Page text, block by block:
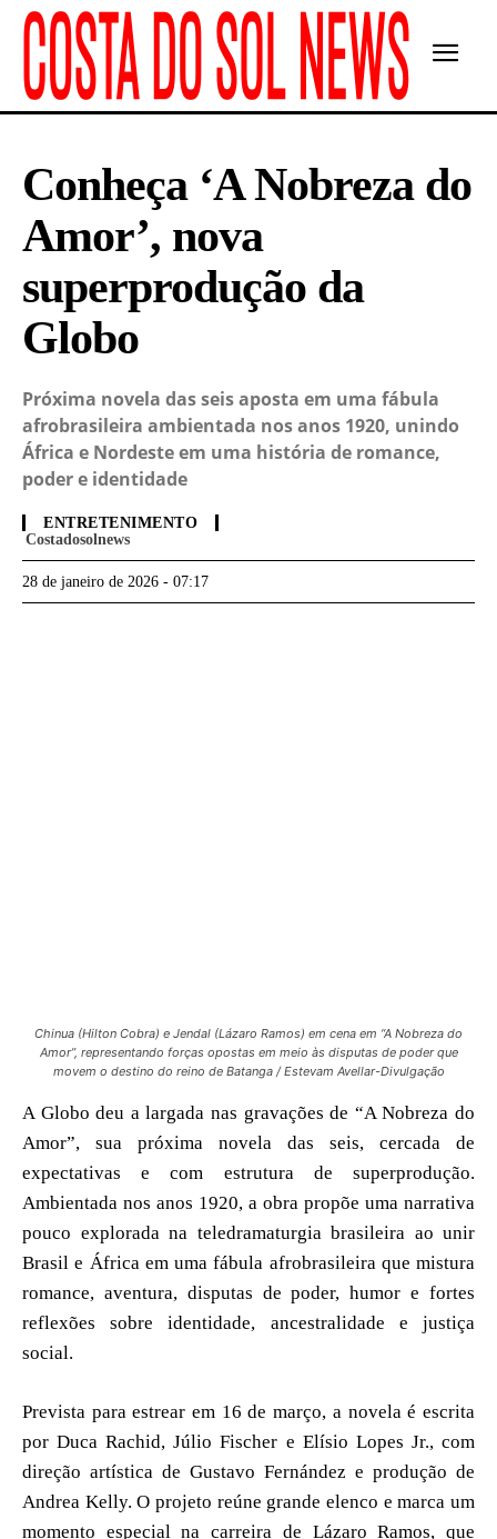
Conheça ‘A Nobreza do
Amor’, nova
superprodução da
Globo
Próxima novela das seis aposta em uma fábula
afrobrasileira ambientada nos anos 1920, unindo
África e Nordeste em uma história de romance,
poder e identidade
ENTRETENIMENTO
Costadosolnews
28 de janeiro de 2026 - 07:17
Chinua (Hilton Cobra) e Jendal (Lázaro Ramos) em cena em “A Nobreza do
Amor”, representando forças opostas em meio às disputas de poder que
movem o destino do reino de Batanga / Estevam Avellar-Divulgação
A Globo deu a largada nas gravações de “A Nobreza do
Amor”, sua próxima novela das seis, cercada de
expectativas e com estrutura de superprodução.
Ambientada nos anos 1920, a obra propõe uma narrativa
pouco explorada na teledramaturgia brasileira ao unir
Brasil e África em uma fábula afrobrasileira que mistura
romance, aventura, disputas de poder, humor e fortes
reflexões sobre identidade, ancestralidade e justiça
social.
Prevista para estrear em 16 de março, a novela é escrita
por Duca Rachid, Júlio Fischer e Elísio Lopes Jr., com
direção artística de Gustavo Fernández e produção de
Andrea Kelly. O projeto reúne grande elenco e marca um
momento especial na carreira de Lázaro Ramos, que